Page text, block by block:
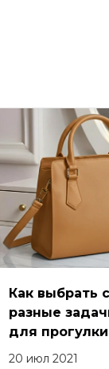
Как выбрать
разные
для
20 июл 2021